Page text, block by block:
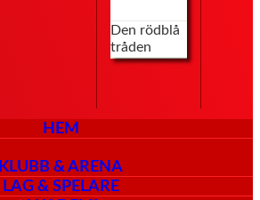
Den rödblå
tråden
HEM
KLUBB & ARENA
LAG & SPELARE